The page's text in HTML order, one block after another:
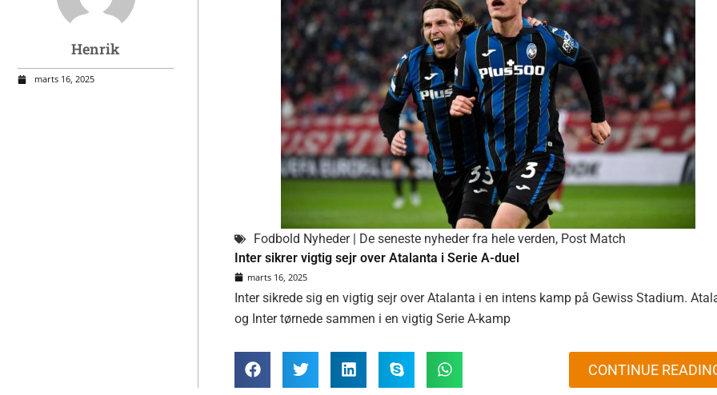
Henrik
marts 16, 2025
Fodbold Nyheder | De seneste nyheder fra hele verden, Post Match
Inter sikrer vigtig sejr over Atalanta i Serie A-duel
marts 16, 2025
Inter sikrede sig en vigtig sejr over Atalanta i en intens kamp på Gewiss Stadium.
og Inter tørnede sammen i en vigtig Serie A-kamp
CONTINUE